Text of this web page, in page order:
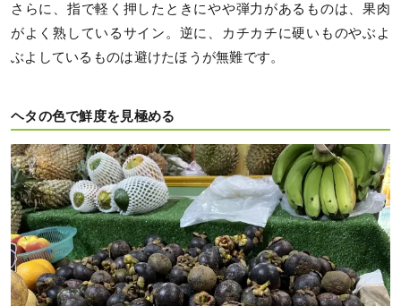
さらに、指で軽く押したときにやや弾力があるものは、果肉
がよく熟しているサイン。逆に、カチカチに硬いものやぶよ
ぶよしているものは避けたほうが無難です。
ヘタの色で鮮度を見極める